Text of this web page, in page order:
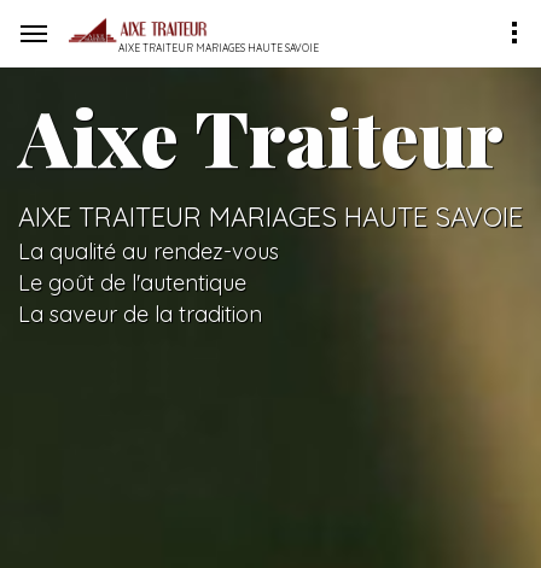
AIXE TRAITEUR MARIAGES HAUTE SAVOIE
Aixe Traiteur
AIXE TRAITEUR MARIAGES HAUTE SAVOIE
La qualité au rendez-vous
Le goût de l'autentique
La saveur de la tradition